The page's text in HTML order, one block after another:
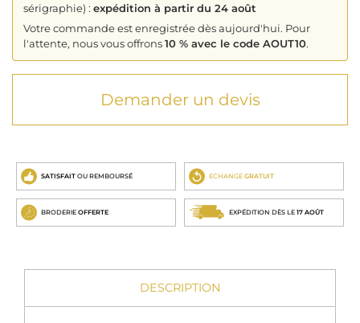
sérigraphie) : expédition à partir du 24 août
Votre commande est enregistrée dès aujourd'hui. Pour
l'attente, nous vous offrons10 % avec le code AOUT10.
Demander un devis
SATISFAIT OU REMBOURSÉ ECHANGE GRATUIT
BRODERIE OFFERTE EXPÉDITION DÈS LE 17 AOÛT
DESCRIPTION